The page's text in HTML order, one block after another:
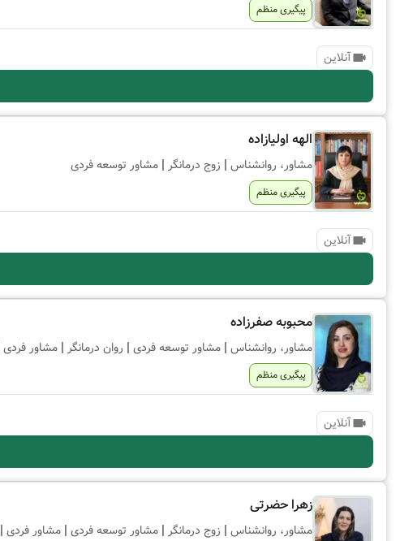
پیگیری منظم
آنلاین
الهه اولیازاده
مشاور، روانشناس | زوج درمانگر | مشاور توسعه فردی
پیگیری منظم
آنلاین
محبوبه صفرزاده
مشاور، روانشناس | مشاور توسعه فردی | روان درمانگر | مشاور فردی
پیگیری منظم
آنلاین
زهرا حضرتی
مشاور، روانشناس | زوج درمانگر | مشاور توسعه فردی | مشاور فردی |